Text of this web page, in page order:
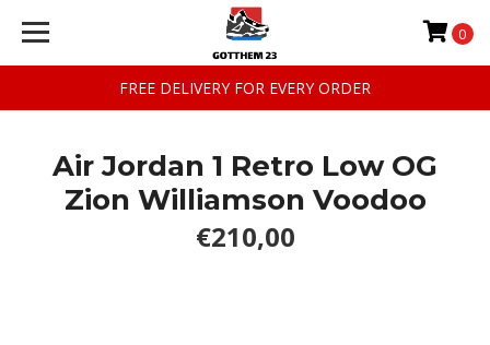
FREE DELIVERY FOR EVERY ORDER
0
Air Jordan 1 Retro Low OG
Zion Williamson Voodoo
€210,00